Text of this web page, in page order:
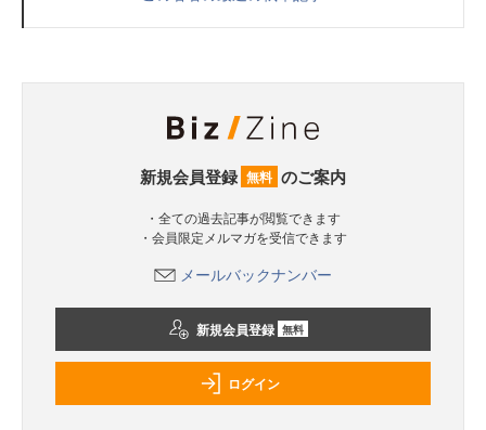
新規会員登録 無料 のご案内
・全ての過去記事が閲覧できます
・会員限定メルマガを受信できます
メールバックナンバー
新規会員登録 無料
ログイン